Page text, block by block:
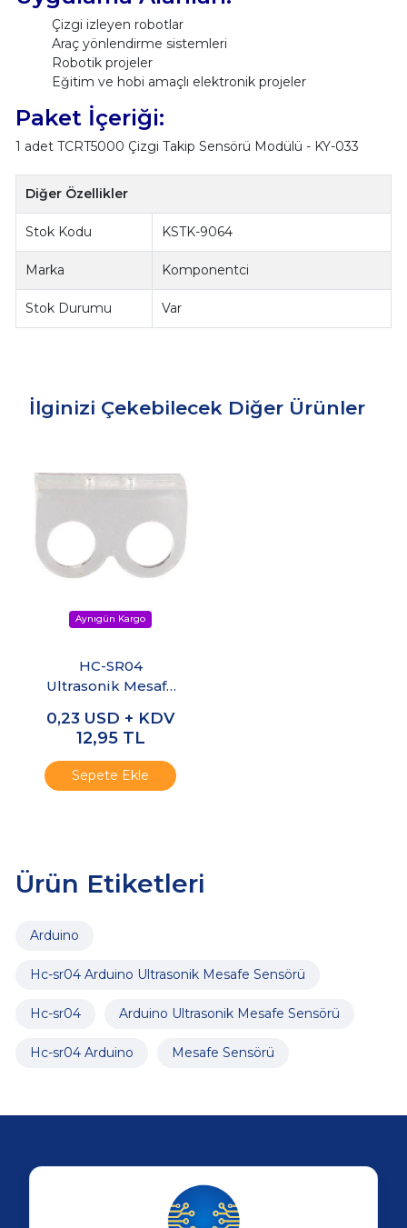
Çizgi izleyen robotlar
Araç yönlendirme sistemleri
Robotik projeler
Eğitim ve hobi amaçlı elektronik projeler
Paket İçeriği:
1 adet TCRT5000 Çizgi Takip Sensörü Modülü - KY-033
Diğer Özellikler
Stok Kodu KSTK-9064
Marka Komponentci
Stok Durumu Var
İlginizi Çekebilecek Diğer Ürünler
HC-SR04
Ultrasonik Mesafe
Şeffaf
0,23 USD + KDV
12,95 TL
Sepete Ekle
Ürün Etiketleri
Arduino
Hc-sr04 Arduino Ultrasonik Mesafe Sensörü
Hc-sr04 Arduino Ultrasonik Mesafe Sensörü
Hc-sr04 Arduino Mesafe Sensörü